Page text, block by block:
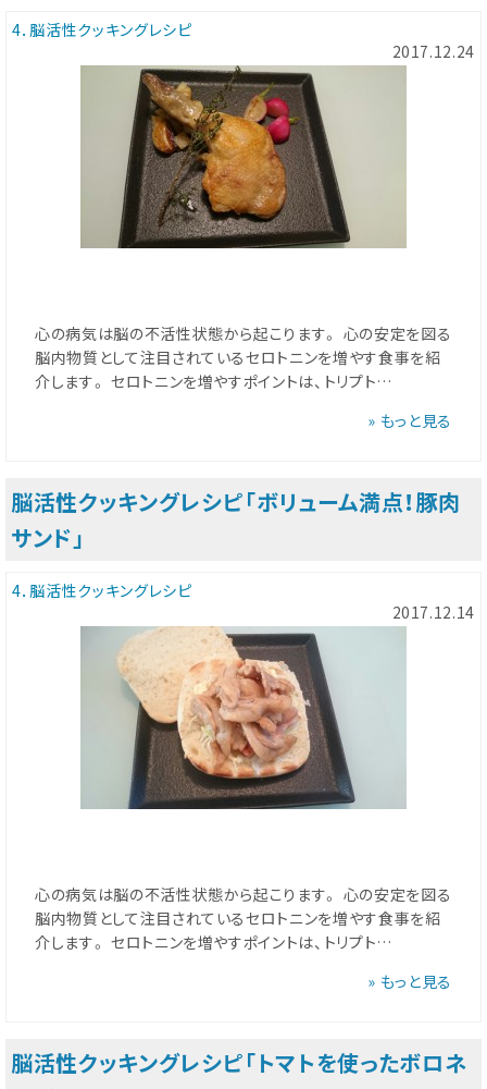
4．脳活性クッキングレシピ
2017.12.24
心の病気は脳の不活性状態から起こります。 心の安定を図る
脳内物質として注目されているセロトニンを増やす食事を紹
介します。 セロトニンを増やすポイントは、トリプト…
» もっと見る
脳活性クッキングレシピ「ボリューム満点！豚肉
サンド」
4．脳活性クッキングレシピ
2017.12.14
心の病気は脳の不活性状態から起こります。 心の安定を図る
脳内物質として注目されているセロトニンを増やす食事を紹
介します。 セロトニンを増やすポイントは、トリプト…
» もっと見る
脳活性クッキングレシピ「トマトを使ったボロネ